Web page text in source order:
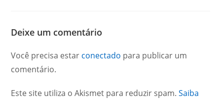
Deixe um comentário
Você precisa estar conectado para publicar um
comentário.
Este site utiliza o Akismet para reduzir spam.Saiba